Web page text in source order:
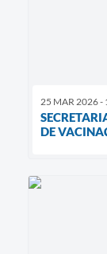
25 MAR 2026 -
DE